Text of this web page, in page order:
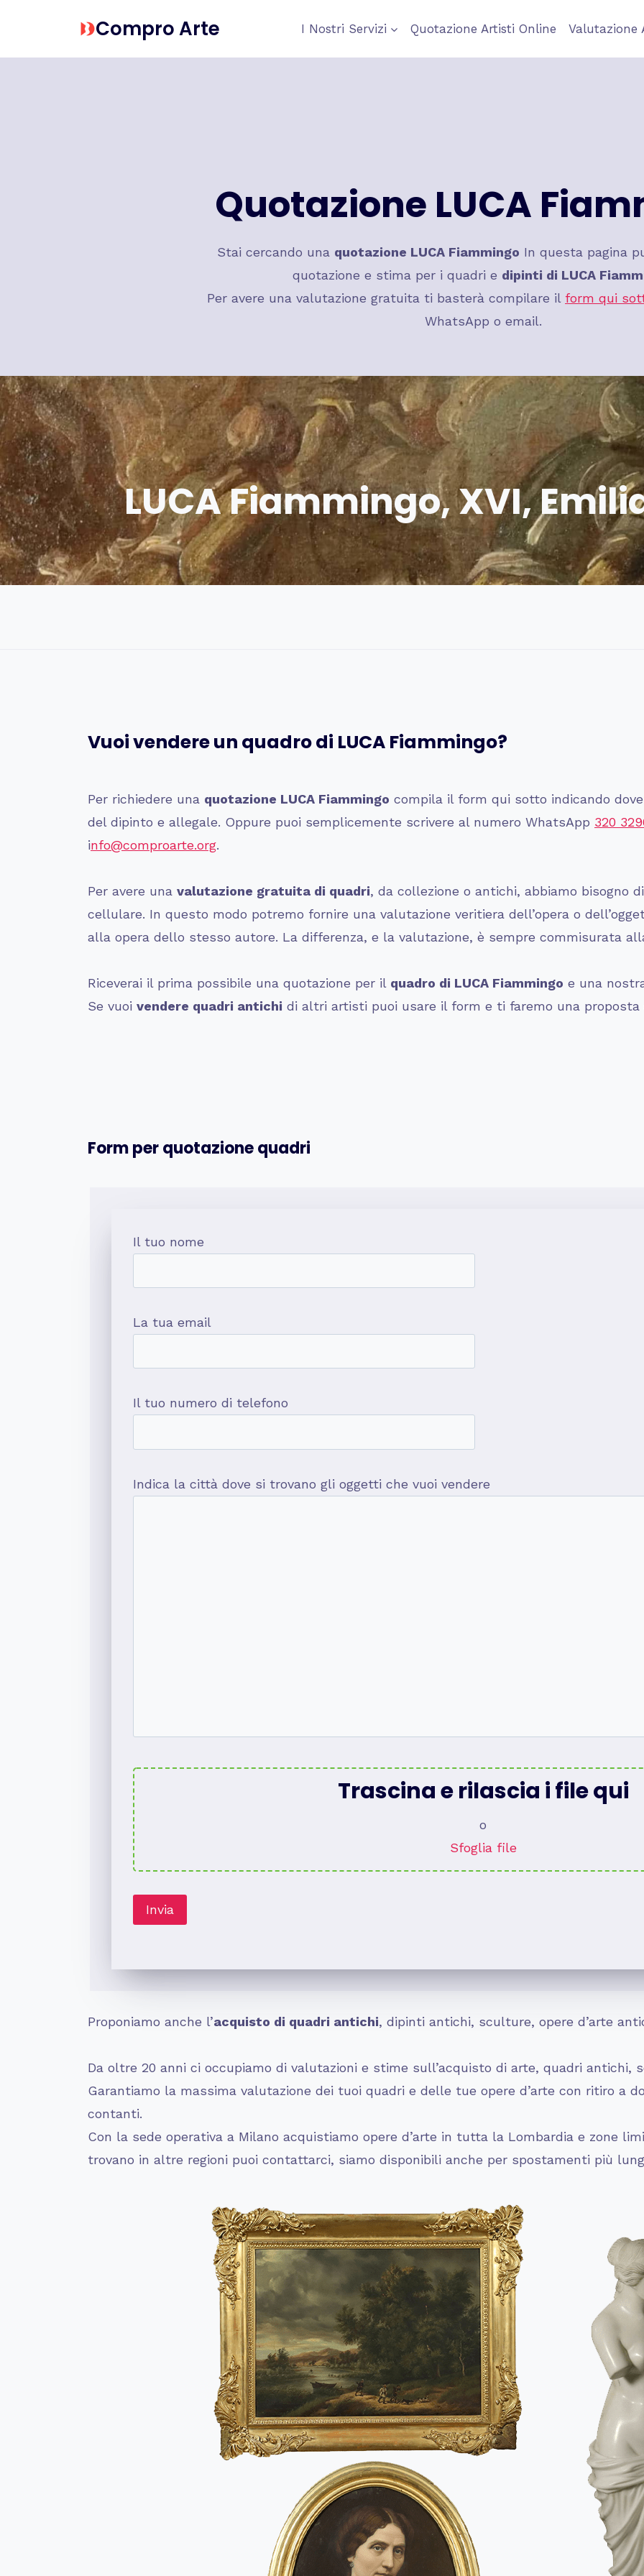
contenuto
Compro Arte I Nostri Servizi Quotazione Artisti Online Valutazione
Quotazione LUCA
Stai cercando una quotazione LUCA Fiammingo In questa pagina
quotazione e stima per i quadri e dipinti di LUCA
Per avere una valutazione gratuita ti basterà compilare il form qui
WhatsApp o email.
LUCA Fiammingo, XVI,
Vuoi vendere un quadro di LUCA Fiammingo?
Per richiedere una quotazione LUCA Fiammingo compila il form qui sotto indicando
del dipinto e allegale. Oppure puoi semplicemente scrivere al numero WhatsApp 320
info@comproarte.org.
Per avere una valutazione gratuita di quadri, da collezione o antichi, abbiamo bisogno
cellulare. In questo modo potremo fornire una valutazione veritiera dell’opera o
alla opera dello stesso autore. La differenza, e la valutazione, è sempre commisurata
Riceverai il prima possibile una quotazione per il quadro di LUCA Fiammingo e una
Se vuoi vendere quadri antichi di altri artisti puoi usare il form e ti faremo una proposta
Form per quotazione quadri
Il tuo nome
La tua email
Il tuo numero di telefono
Indica la città dove si trovano gli oggetti che vuoi vendere
Trascina e rilascia i file qui
o
Sfoglia file
Proponiamo anche l’acquisto di quadri antichi, dipinti antichi, sculture, opere d’arte
Da oltre 20 anni ci occupiamo di valutazioni e stime sull’acquisto di arte, quadri antichi,
Garantiamo la massima valutazione dei tuoi quadri e delle tue opere d’arte con ritiro a
contanti.
Con la sede operativa a Milano acquistiamo opere d’arte in tutta la Lombardia e zone
trovano in altre regioni puoi contattarci, siamo disponibili anche per spostamenti più